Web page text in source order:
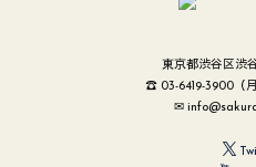
東京都渋谷区渋
☎ 03-6419-3900（
✉